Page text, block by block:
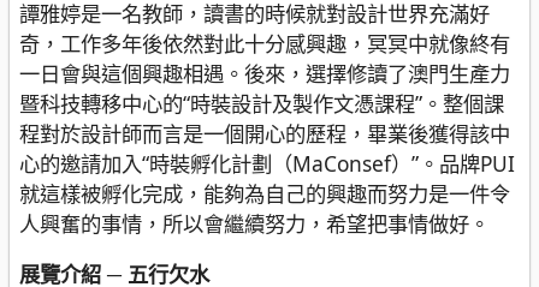
譚雅婷是一名教師，讀書的時候就對設計世界充滿好
奇，工作多年後依然對此十分感興趣，冥冥中就像終有
一日會與這個興趣相遇。後來，選擇修讀了澳門生產力
暨科技轉移中心的“時裝設計及製作文憑課程”。整個課
程對於設計師而言是一個開心的歷程，畢業後獲得該中
心的邀請加入“時裝孵化計劃（MaConsef）”。品牌PUI
就這樣被孵化完成，能夠為自己的興趣而努力是一件令
人興奮的事情，所以會繼續努力，希望把事情做好。
展覽介紹 ─ 五行欠水